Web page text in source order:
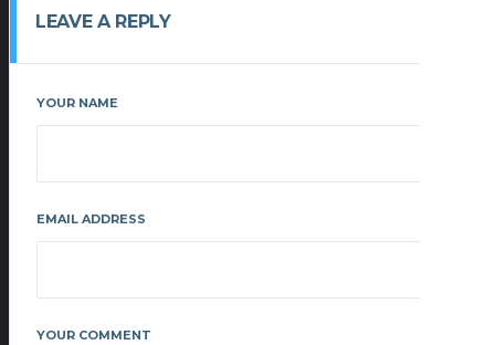
LEAVE A REPLY
YOUR NAME
EMAIL ADDRESS
YOUR COMMENT